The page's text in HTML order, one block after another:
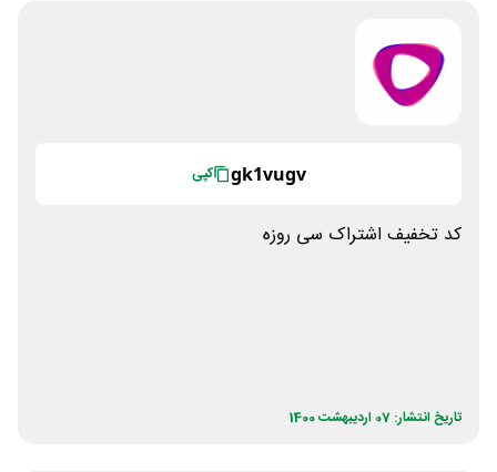
gk1vugv کپی
کد تخفیف اشتراک سی روزه
تاریخ انتشار: 07 اردیبهشت 1400